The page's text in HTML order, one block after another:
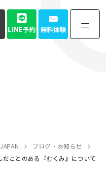
4904
定休日 土日祝
LINE予約 無料体験
ブログ・お知らせ
ことのある『むくみ』について